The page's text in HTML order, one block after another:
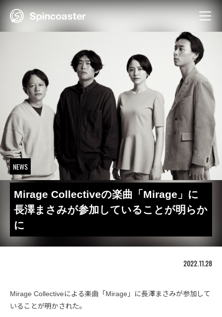
Skip
NEWS
Mirage Collectiveの楽曲「Mirage」に
長澤まさみが参加していることが明らか
に
2022.11.28
Mirage Collectiveによる楽曲「Mirage」に長澤まさみが参加して
いることが明かされた。